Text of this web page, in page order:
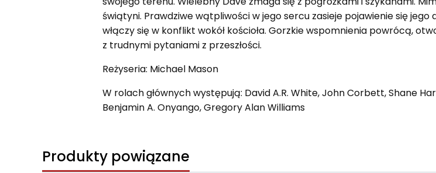
świątyni. Prawdziwe wątpliwości w jego sercu zasieje pojawienie się
włączy się w konflikt wokół kościoła. Gorzkie wspomnienia powrócą,
z trudnymi pytaniami z przeszłości.
Reżyseria: Michael Mason
W rolach głównych występują: David A.R. White, John Corbett, Shane
Benjamin A. Onyango, Gregory Alan Williams
Produkty powiązane